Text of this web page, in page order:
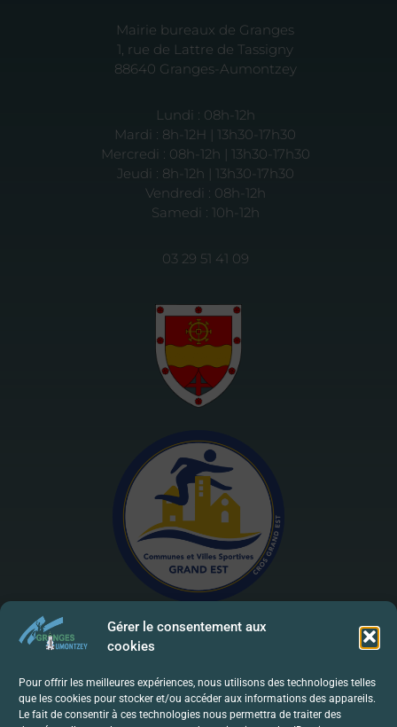
Gérer le consentement aux
cookies
Pour offrir les meilleures expériences, nous utilisons des technologies telles
que les cookies pour stocker et/ou accéder aux informations des appareils.
Le fait de consentir à ces technologies nous permettra de traiter des
Mairie bureaux de Granges
1, rue de Lattre de Tassigny
88640 Granges-Aumontzey
Lundi : 08h-12h
Mardi : 8h-12H | 13h30-17h30
Mercredi : 08h-12h | 13h30-17h30
Jeudi : 8h-12h | 13h30-17h30
Vendredi : 08h-12h
Samedi : 10h-12h
03 29 51 41 09
Mentions Légales | RGPD
Politique De Confidentialité